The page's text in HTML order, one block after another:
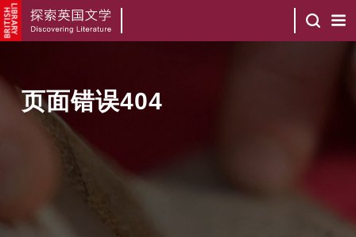
页面错误404